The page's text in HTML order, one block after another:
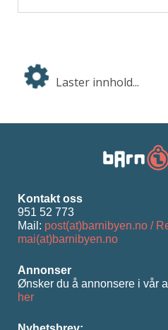
Laster innhold...
Kontakt oss
951 52 773
Mail: post(at)barnibyen.no /
mai(at)barnibyen.no
Annonser
Ønsker du å annonsere i vår
her